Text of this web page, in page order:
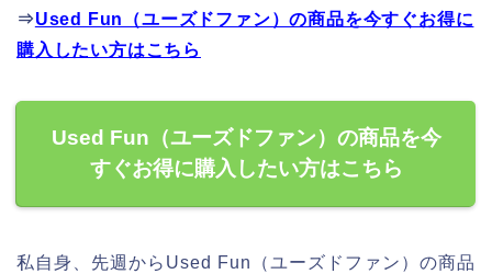
⇒Used Fun（ユーズドファン）の商品を今すぐお得に
購入したい方はこちら
Used Fun（ユーズドファン）の商品を今
すぐお得に購入したい方はこちら
私自身、先週からUsed Fun（ユーズドファン）の商品